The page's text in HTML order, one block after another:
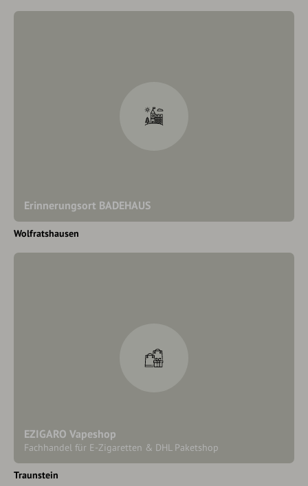
Erinnerungsort BADEHAUS
Wolfratshausen
EZIGARO Vapeshop
Fachhandel für E-Zigaretten & DHL Paketshop
Traunstein